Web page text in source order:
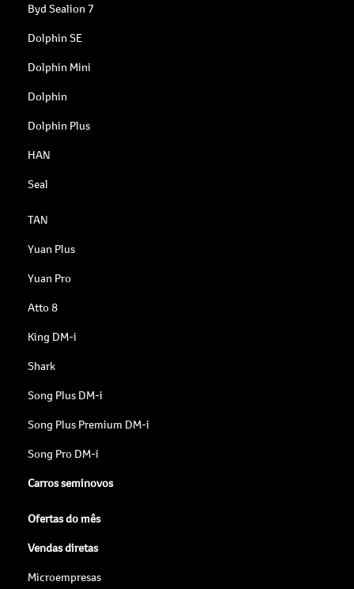
Byd Sealion 7
Dolphin SE
Dolphin Mini
Dolphin
Dolphin Plus
HAN
Seal
TAN
Yuan Plus
Yuan Pro
Atto 8
King DM-i
Shark
Song Plus DM-i
Song Plus Premium DM-i
Song Pro DM-i
Carros seminovos
Ofertas do mês
Vendas diretas
Microempresas